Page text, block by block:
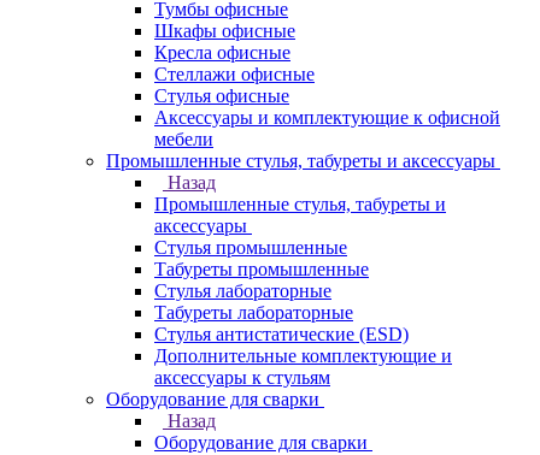
Тумбы офисные
Шкафы офисные
Кресла офисные
Стеллажи офисные
Стулья офисные
Аксессуары и комплектующие к офисной
мебели
Промышленные стулья, табуреты и аксессуары
Назад
Промышленные стулья, табуреты и
аксессуары
Стулья промышленные
Табуреты промышленные
Стулья лабораторные
Табуреты лабораторные
Стулья антистатические (ESD)
Дополнительные комплектующие и
аксессуары к стульям
Оборудование для сварки
Назад
Оборудование для сварки